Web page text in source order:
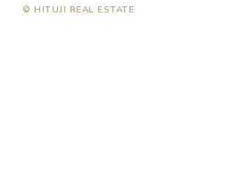
© HITUJI REAL ESTATE